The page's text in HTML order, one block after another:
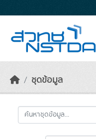
ชุดข้อมูล